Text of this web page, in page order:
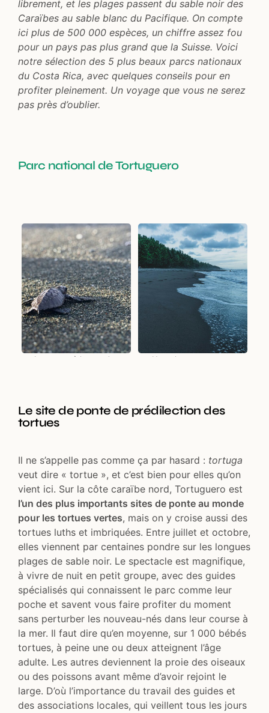
librement, et les plages passent du sable noir des
Caraïbes au sable blanc du Pacifique. On compte
ici plus de 500 000 espèces, un chiffre assez fou
pour un pays pas plus grand que la Suisse. Voici
notre sélection des 5 plus beaux parcs nationaux
du Costa Rica, avec quelques conseils pour en
profiter pleinement. Un voyage que vous ne serez
pas près d’oublier.
Parc national de Tortuguero
La course à la mer des
Une plage sauvage et
Le site de ponte de prédilection des
tortues
Il ne s’appelle pas comme ça par hasard : tortuga
veut dire « tortue », et c’est bien pour elles qu’on
vient ici. Sur la côte caraïbe nord, Tortuguero est
l’un des plus importants sites de ponte au monde
pour les tortues vertes, mais on y croise aussi des
tortues luths et imbriquées. Entre juillet et octobre,
elles viennent par centaines pondre sur les longues
plages de sable noir. Le spectacle est magnifique,
à vivre de nuit en petit groupe, avec des guides
spécialisés qui connaissent le parc comme leur
poche et savent vous faire profiter du moment
sans perturber les nouveau-nés dans leur course à
la mer. Il faut dire qu’en moyenne, sur 1 000 bébés
tortues, à peine une ou deux atteignent l’âge
adulte. Les autres deviennent la proie des oiseaux
ou des poissons avant même d’avoir rejoint le
large. D’où l’importance du travail des guides et
des associations locales, qui veillent tous les jours